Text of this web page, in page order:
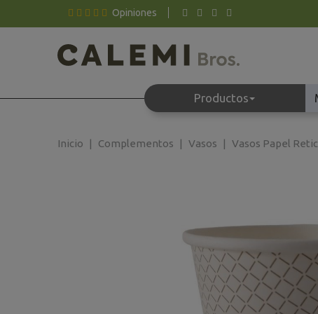
Opiniones
Productos
Inicio Complementos Vasos Vasos Papel